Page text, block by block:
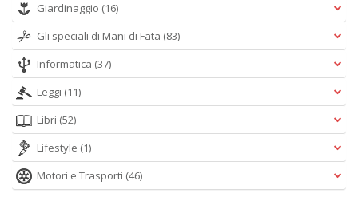
Giardinaggio (16)
Gli speciali di Mani di Fata (83)
Informatica (37)
Leggi (11)
Libri (52)
Lifestyle (1)
Motori e Trasporti (46)